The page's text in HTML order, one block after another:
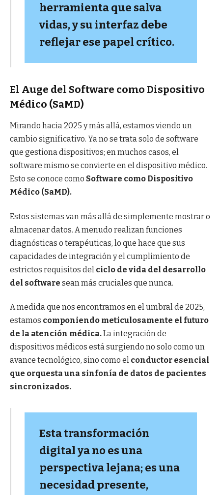
herramienta que salva
vidas, y su interfaz debe
reflejar ese papel crítico.
El Auge del Software como Dispositivo
Médico (SaMD)
Mirando hacia 2025 y más allá, estamos viendo un
cambio significativo. Ya no se trata solo de software
que gestiona dispositivos; en muchos casos, el
software mismo se convierte en el dispositivo médico.
Esto se conoce como Software como Dispositivo
Médico (SaMD).
Estos sistemas van más allá de simplemente mostrar o
almacenar datos. A menudo realizan funciones
diagnósticas o terapéuticas, lo que hace que sus
capacidades de integración y el cumplimiento de
estrictos requisitos del ciclo de vida del desarrollo
del software sean más cruciales que nunca.
A medida que nos encontramos en el umbral de 2025,
estamos componiendo meticulosamente el futuro
de la atención médica.La integración de
dispositivos médicos está surgiendo no solo como un
avance tecnológico, sino como el conductor esencial
que orquesta una sinfonía de datos de pacientes
sincronizados.
Esta transformación
digital ya no es una
perspectiva lejana; es una
necesidad presente,